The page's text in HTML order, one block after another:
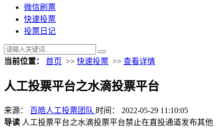
微信刷票
快速投票
投票日记
当前位置： 首页 >> 快速投票 >> 查看详情
人工投票平台之水滴投票平台
来源： 百皓人工投票团队 时间： 2022-05-29 11:10:05
导读 人工投票平台之水滴投票平台禁止在直投通道发布其他